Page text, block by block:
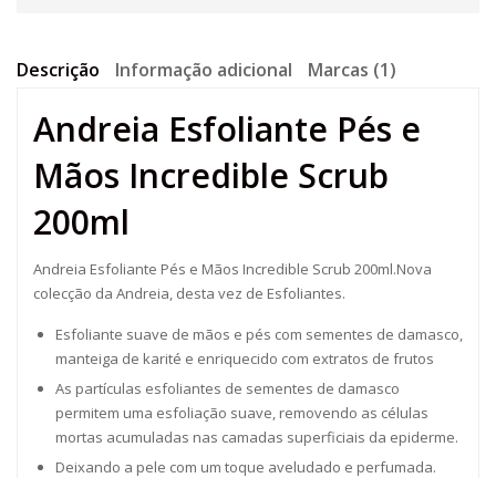
Descrição Informação adicional Marcas (1)
Andreia Esfoliante Pés e
Mãos Incredible Scrub
200ml
Andreia Esfoliante Pés e Mãos Incredible Scrub 200ml.Nova
colecção da Andreia, desta vez de Esfoliantes.
Esfoliante suave de mãos e pés com sementes de damasco,
manteiga de karité e enriquecido com extratos de frutos
As partículas esfoliantes de sementes de damasco
permitem uma esfoliação suave, removendo as células
mortas acumuladas nas camadas superficiais da epiderme.
Deixando a pele com um toque aveludado e perfumada.